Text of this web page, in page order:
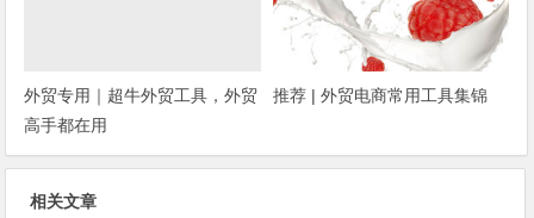
外贸专用｜超牛外贸工具，外贸
高手都在用
推荐 | 外贸电商常用工具集锦
相关文章